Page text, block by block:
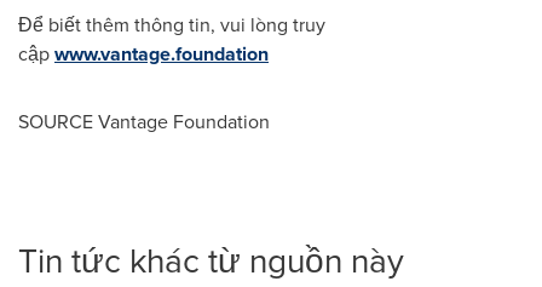
Để biết thêm thông tin, vui lòng truy
cậpwww.vantage.foundation
SOURCE Vantage Foundation
Tin tức khác từ nguồn này